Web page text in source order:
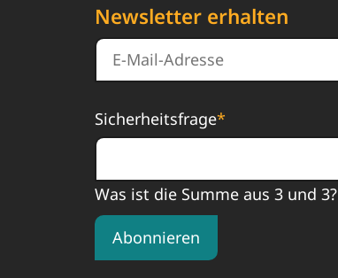
Newsletter erhalten
Sicherheitsfrage*
Was ist die Summe aus 3 und 3?
Abonnieren